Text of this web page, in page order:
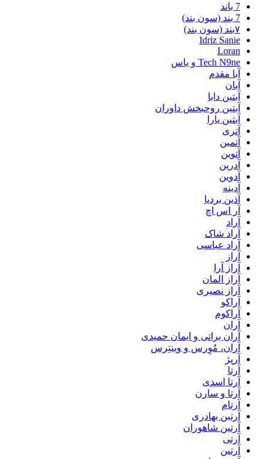
7 باند
7 بند (سون بند)
۷بند (سون بند)
Idriz Sanie
Loran
Tech N9ne و یاس
آبا مقدم
آبان
آبتین دابا
آبتین روحبخش داوران
آبتین یارا
آتری
آتمین
آتوین
آدرین
آدوین
آدینه
آذین بردیا
آر اس اچ
آراد
آراد شاک
آراد عباسی
آراز
آراز آرا
آراز المان
آراز نصیری
آراکو
آراکوم
آران
آران براتی و ایمان حمیدی
آران، مُوِرس و وینتِرس
آرپژ
آرتا
آرتا اسدی
آرتا و سارن
آرتام
آرتبن بهادری
آرتين شاهوران
آرتی
آرتین